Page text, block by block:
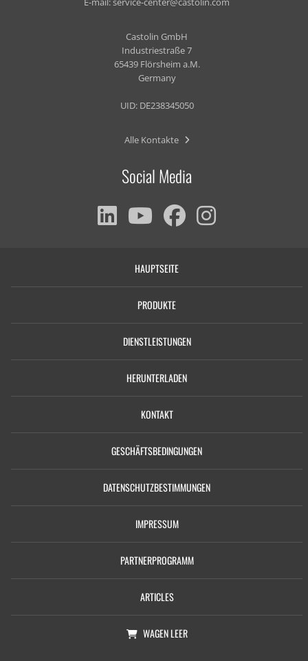
Castolin GmbH
Industriestraße 7
65439 Flörsheim a.M.
Germany
UID: DE238345050
Alle Kontakte
Social Media
HAUPTSEITE
PRODUKTE
DIENSTLEISTUNGEN
HERUNTERLADEN
KONTAKT
GESCHÄFTSBEDINGUNGEN
DATENSCHUTZBESTIMMUNGEN
IMPRESSUM
PARTNERPROGRAMM
ARTICLES
WAGENLEER